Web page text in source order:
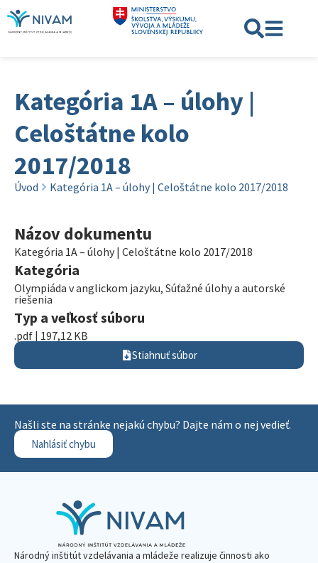
Kategória 1A – úlohy |
Celoštátne kolo
2017/2018
Úvod Kategória 1A – úlohy | Celoštátne kolo 2017/2018
Názov dokumentu
Kategória 1A – úlohy | Celoštátne kolo 2017/2018
Kategória
Olympiáda v anglickom jazyku, Súťažné úlohy a autorské
riešenia
Typ a veľkosť súboru
.pdf | 197,12 KB
Stiahnuť súbor
Našli ste na stránke nejakú chybu? Dajte nám o nej vedieť.
Nahlásiť chybu
Národný inštitút vzdelávania a mládeže realizuje činnosti ako